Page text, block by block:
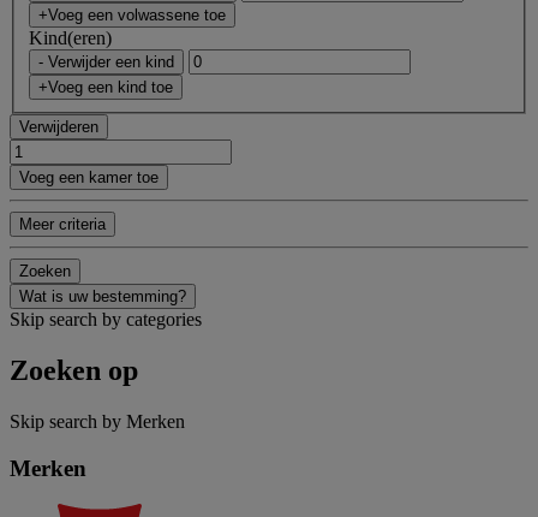
+Voeg een volwassene toe
Kind(eren)
- Verwijder een kind
+Voeg een kind toe
Verwijderen
Voeg een kamer toe
Meer criteria
Zoeken
Wat is uw bestemming?
Skip search by categories
Zoeken op
Skip search by Merken
Merken